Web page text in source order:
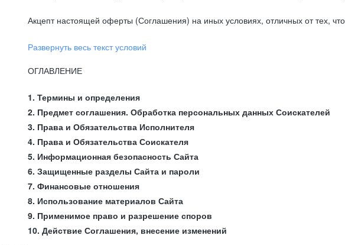
Акцепт настоящей оферты (Соглашения) на иных условиях, отличных от тех,
Развернуть весь текст условий
ОГЛАВЛЕНИЕ
1. Термины и определения
2. Предмет соглашения. Обработка персональных данных Соискателей
3. Права и Обязательства Исполнителя
4. Права и Обязательства Соискателя
5. Информационная безопасность Сайта
6. Защищенные разделы Сайта и пароли
7. Финансовые отношения
8. Использование материалов Сайта
9. Применимое право и разрешение споров
10. Действие Соглашения, внесение изменений